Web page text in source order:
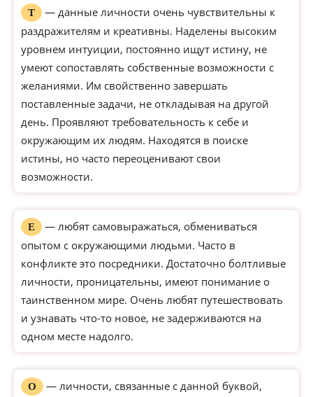
Т
— данные личности очень чувствительны к
раздражителям и креативны. Наделены высоким
уровнем интуиции, постоянно ищут истину, не
умеют сопоставлять собственные возможности с
желаниями. Им свойственно завершать
поставленные задачи, не откладывая на другой
день. Проявляют требовательность к себе и
окружающим их людям. Находятся в поиске
истины, но часто переоценивают свои
возможности.
Е
— любят самовыражаться, обмениваться
опытом с окружающими людьми. Часто в
конфликте это посредники. Достаточно болтливые
личности, проницательны, имеют понимание о
таинственном мире. Очень любят путешествовать
и узнавать что-то новое, не задерживаются на
одном месте надолго.
О — личности, связанные с данной буквой,